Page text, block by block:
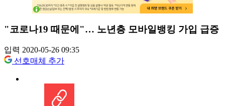
"코로나19 때문에"… 노년층 모바일뱅킹 가입 급증
입력 2020-05-26 09:35
선호매체 추가